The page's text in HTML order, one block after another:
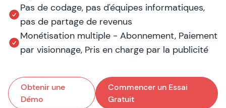
Pas de codage, pas d'équipes informatiques,
pas de partage de revenus
Monétisation multiple - Abonnement, Paiement
par visionnage, Pris en charge par la publicité
Obtenir une
Démo
Commencer un Essai
Gratuit